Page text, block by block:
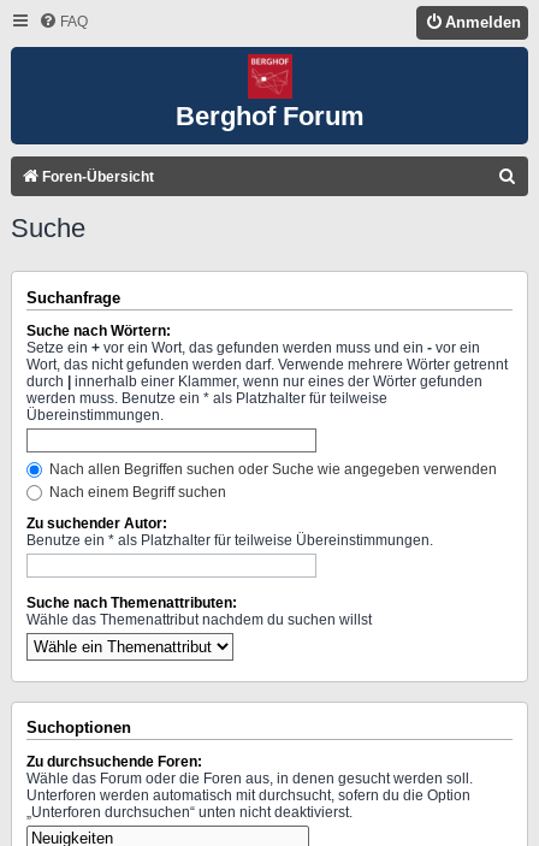
FAQ Anmelden
Berghof Forum
Foren-Übersicht
H
Suche
Suchanfrage
Suche nach Wörtern:
Setze ein + vor ein Wort, das gefunden werden muss und ein - vor ein
Wort, das nicht gefunden werden darf. Verwende mehrere Wörter getrennt
durch
innerhalb einer Klammer, wenn nur eines der Wörter gefunden
werden muss. Benutze ein * als Platzhalter für teilweise
Übereinstimmungen.
Nach allen Begriffen suchen oder Suche wie angegeben verwenden
Nach einem Begriff suchen
Zu suchender Autor:
Benutze ein * als Platzhalter für teilweise Übereinstimmungen.
Suche nach Themenattributen:
Wähle das Themenattribut nachdem du suchen willst
Suchoptionen
Zu durchsuchende Foren:
Wähle das Forum oder die Foren aus, in denen gesucht werden soll.
Unterforen werden automatisch mit durchsucht, sofern du die Option
„Unterforen durchsuchen“ unten nicht deaktivierst.